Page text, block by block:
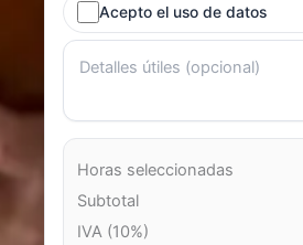
Acepto el uso de datos
Horas seleccionadas
Subtotal
IVA (10%)